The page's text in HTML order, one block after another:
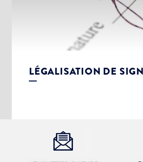
LÉGALISATION DE